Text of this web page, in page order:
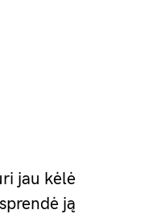
jau kėlė
ją